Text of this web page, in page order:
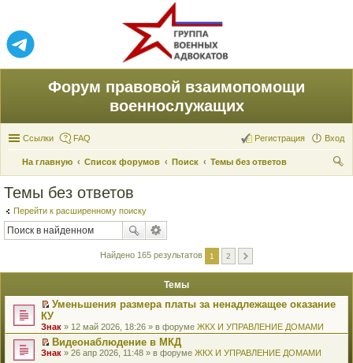
Форум правовой взаимопомощи
военнослужащих
Ссылки FAQ Вход
Регистрация
На главную Список форумов Поиск
Темы без ответов
Темы без ответов
Перейти к расширенному поиску
Найдено 165 результатов 1 2
Темы
П
е
р
е
й
Уменьшения размера платы за ненадлежащее оказание
КУ
Знак » 12 май 2026, 18:26 » в форуме ЖКХ И УПРАВЛЕНИЕ ДОМАМИ
П
Видеонаблюдение в МКД
Знак » 26 апр 2026, 11:48 » в форуме ЖКХ И УПРАВЛЕНИЕ ДОМАМИ